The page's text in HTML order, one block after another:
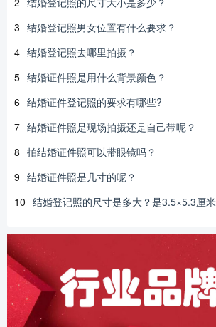
3 结婚登记照男女位置有什么要求？
4 结婚登记照去哪里拍摄？
5 结婚证件照是用什么背景颜色？
6 结婚证件登记照的要求有哪些?
7 结婚证件照是现场拍摄还是自己带呢？
8 拍结婚证件照可以带眼镜吗？
9 结婚证件照是几寸的呢？
10 结婚登记照的尺寸是多大？是3.5×5.3厘